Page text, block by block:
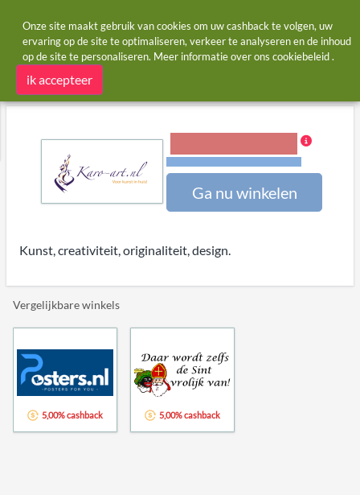
Startpagina Winkels Karo-art
Karo-art cashback
Ga nu winkelen
Kunst, creativiteit, originaliteit, design.
Vergelijkbare winkels
5,00% cashback 5,00% cashback
Onze site maakt gebruik van cookies om uw cashback te volgen, uw
ervaring op de site te optimaliseren, verkeer te analyseren en de inhoud
op de site te personaliseren. Meer informatie over ons cookiebeleid.
ik accepteer